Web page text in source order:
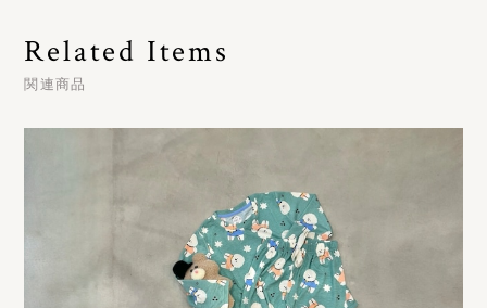
Related Items
関連商品